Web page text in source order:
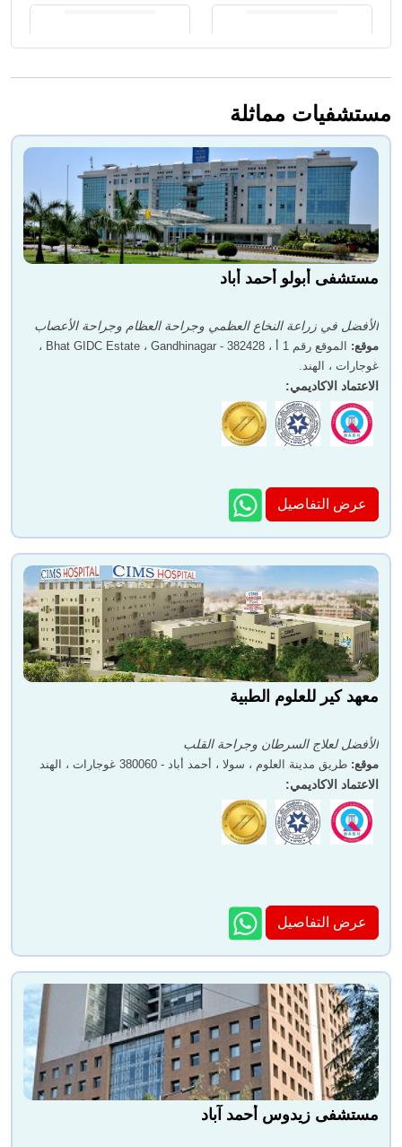
دكتور. بينيتا ثاكور
دكتور. تعال إلى جوشي دكتور. راجين أوداني
دكتور. جيجار شريمالي
دكتور. دارشيني شاه دكتور. دارمندرا بانشال
دكتور. لال داجا دكتور. شالين ثاكور
دكتور. ديجفيجاي سينغ
بيدي
دكتور انكور باتيل دكتور. إكتا فالا
دكتور. فينيت أجيتساريا
مستشفيات مماثلة
مستشفى أبولو أحمد أباد
الأفضل في زراعة النخاع العظمي وجراحة العظام وجراحة الأعصاب
موقع:
الموقع رقم 1 أ ، Bhat GIDC Estate ، Gandhinagar - 382428 ،
غوجارات ، الهند.
الاعتماد الاكاديمي:
عرض التفاصيل
معهد كير للعلوم الطبية
الأفضل لعلاج السرطان وجراحة القلب
موقع: طريق مدينة العلوم ، سولا ، أحمد أباد - 380060 غوجارات ، الهند
الاعتماد الاكاديمي:
عرض التفاصيل
مستشفى زيدوس أحمد آباد